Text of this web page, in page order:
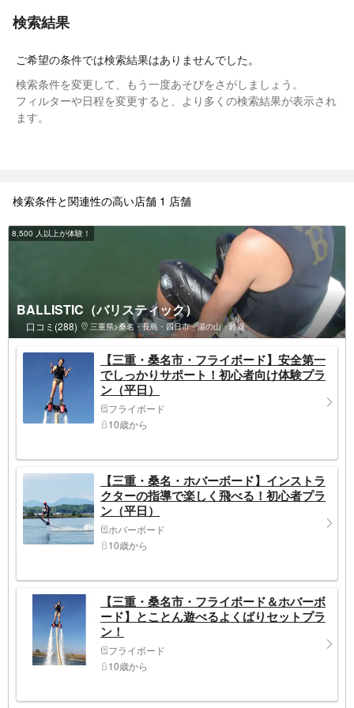
検索結果
ご希望の条件では検索結果はありませんでした。
検索条件を変更して、もう一度あそびをさがしましょう。
フィルターや日程を変更すると、より多くの検索結果が表示され
ます。
検索条件と関連性の高い店舗 1 店舗
8,500 人以上が体験！
BALLISTIC（バリスティック）
口コミ(288) 三重県>桑名・長島・四日市・湯の山・鈴鹿
【三重・桑名市・フライボード】安全第一
でしっかりサポート！初心者向け体験プラ
ン（平日）
フライボード
10歳から
【三重・桑名・ホバーボード】インストラ
クターの指導で楽しく飛べる！初心者プラ
ン（平日）
ホバーボード
10歳から
【三重・桑名市・フライボード＆ホバーボ
ード】とことん遊べるよくばりセットプラ
ン！
フライボード
10歳から